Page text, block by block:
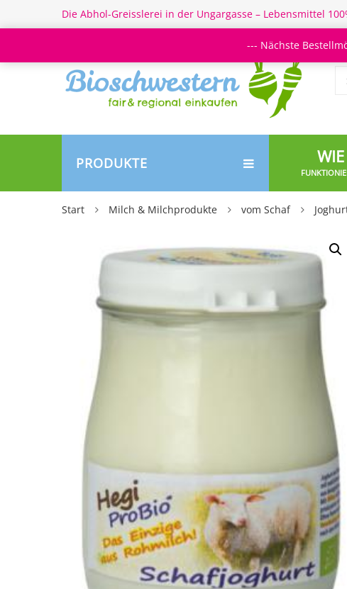
Die Abhol-Greisslerei in der Ungargasse – Lebensmittel
PRODUKTE WIE
Start Milch & Milchprodukte vom Schaf
--- Nächste